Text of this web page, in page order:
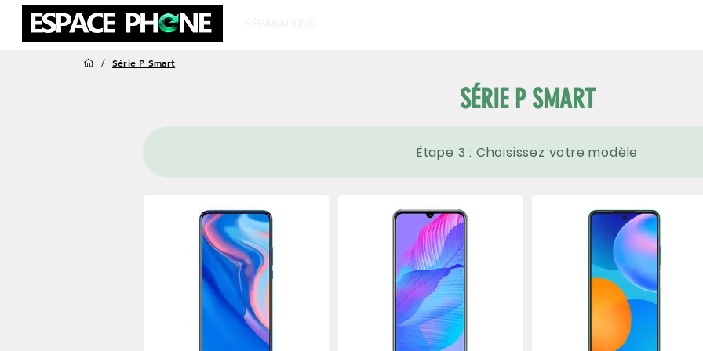
SÉRIE P SMART
Étape 3 : Choisissez votre modèle
/ Série P Smart